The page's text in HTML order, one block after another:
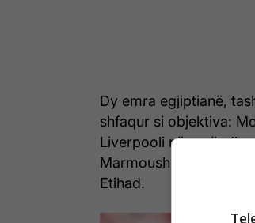
Dy emra egjiptianë,
shfaqur si objektiva:
Liverpooli në verë,
Marmoush, i cili ende
Etihad.